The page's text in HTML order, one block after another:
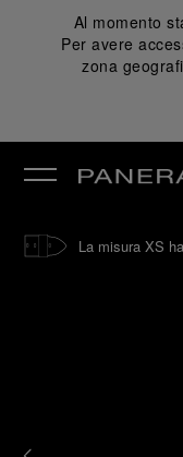
Al momento
Per avere
zona
La misura XS